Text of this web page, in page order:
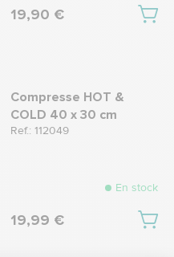
19,90 €
Compresse HOT &
COLD 40 x 30 cm
Ref.: 112049
En stock
19,99 €